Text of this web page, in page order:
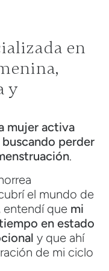
en
y
mujer activa
perder
.
el mundo de
entendí que mi
en estado
y que ahí
de mi ciclo